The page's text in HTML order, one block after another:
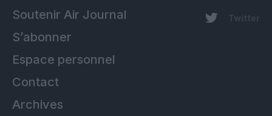
Soutenir Air Journal
S’abonner
Espace personnel
Contact
Archives